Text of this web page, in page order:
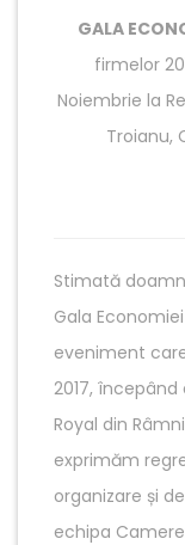
GALA
firmelor
Noiembrie la
Troianu,
Stimată
Gala
eveniment
2017, începând
Royal din
exprimăm
organizare și
echipa